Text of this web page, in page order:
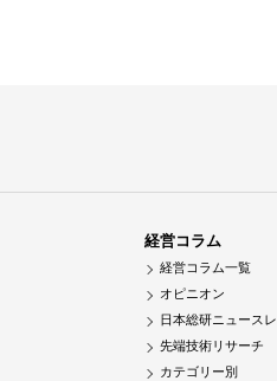
経営コラム
経営コラム一覧
オピニオン
日本総研ニュース
先端技術リサーチ
カテゴリー別